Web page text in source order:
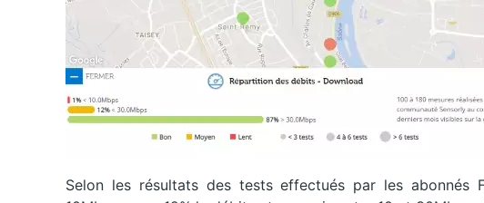
Selon les résultats des tests effectués par les abonnés